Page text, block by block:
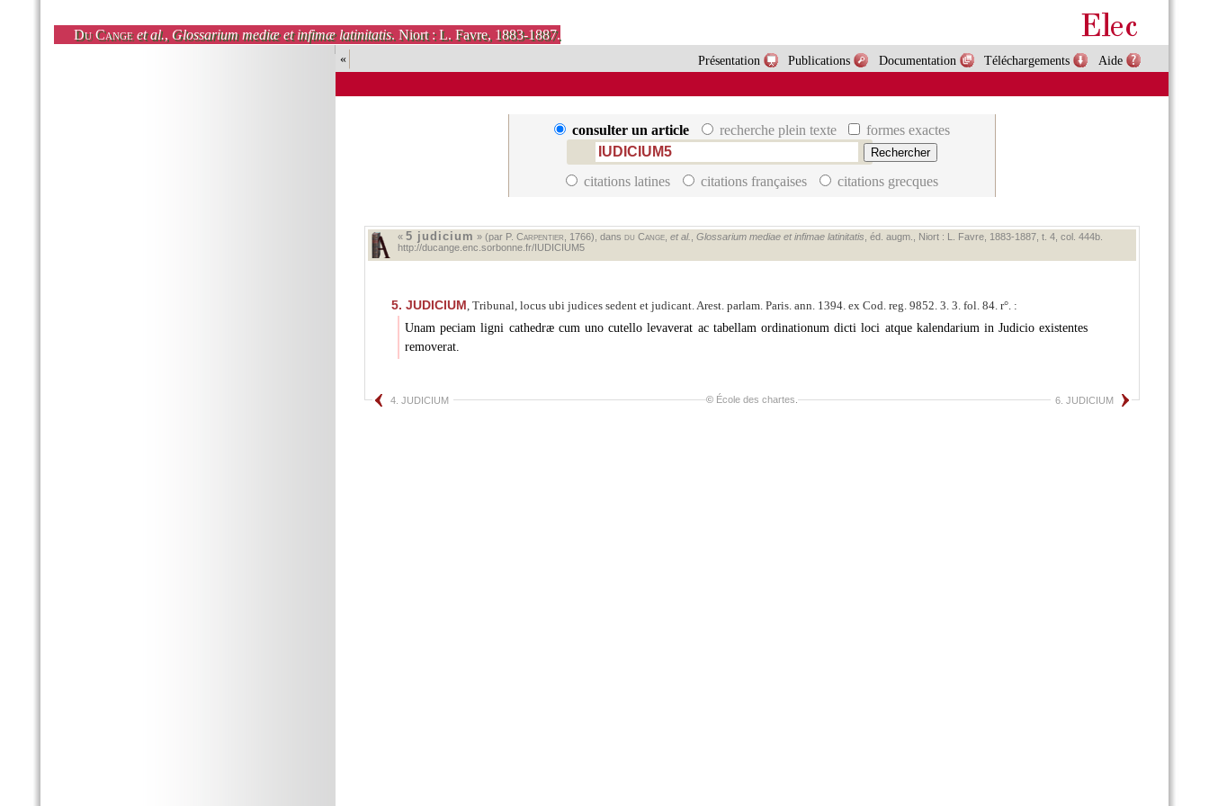
Du Cange et al., Glossarium mediæ et infimæ latinitatis. Niort : L. Favre, 1883-1887.
« Aide
Téléchargements
Documentation
Publications
Présentation
consulter un article recherche plein texte formes exactes
citations latines citations françaises citations grecques
« 5 judicium » (par P. Carpentier , 1766), dans du Cange, et al. Glossarium mediae et infimae latinitatis , éd. augm., Niort : L. Favre, 1883‑1887, t. 4, col. 444b.
http://ducange.enc.sorbonne.fr/IUDICIUM5
5. JUDICIUM, Tribunal, locus ubi judices sedent et judicant. Arest. parlam. Paris. ann. 1394. ex Cod. reg. 9852. 3. 3. fol. 84. r°. :
Unam peciam ligni cathedræ cum uno cutello levaverat ac tabellam ordinationum dicti loci atque kalendarium in Judicio existentes
removerat.
4. JUDICIUM 6. JUDICIUM
© École des chartes.